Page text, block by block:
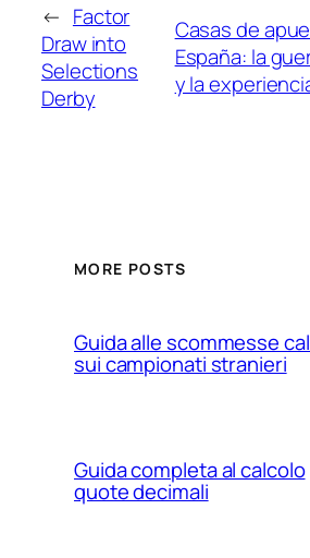
← Factor
Draw into
Selections
Derby
Casas de
España: la
y la
MORE POSTS
Guida alle scommesse
sui campionati stranieri
Guida completa al calcolo
quote decimali